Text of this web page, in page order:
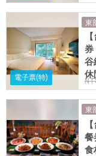
電子票(特)
東
券
谷
休
東
餐
食